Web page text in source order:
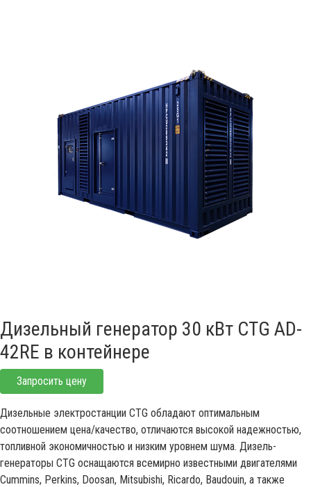
Дизельный генератор 30 кВт CTG AD-
42RE в контейнере
Запросить цену
Дизельные электростанции CTG обладают оптимальным
соотношением цена/качество, отличаются высокой надежностью,
топливной экономичностью и низким уровнем шума. Дизель-
генераторы CTG оснащаются всемирно известными двигателями
Cummins, Perkins, Doosan, Mitsubishi, Ricardo, Baudouin, а также